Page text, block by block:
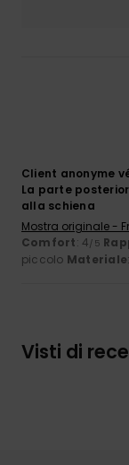
Client anonyme
La parte
alla schiena
Mostra originale -
Comfort: 4/5
piccolo Materiale
Visti di